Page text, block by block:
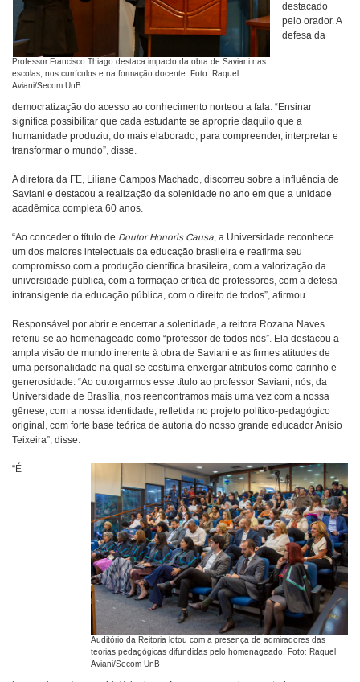
Professor Francisco Thiago destaca impacto da obra de Saviani nas
escolas, nos currículos e na formação docente. Foto: Raquel
Aviani/Secom UnB
destacado
pelo orador. A
defesa da
democratização do acesso ao conhecimento norteou a fala. “Ensinar
significa possibilitar que cada estudante se aproprie daquilo que a
humanidade produziu, do mais elaborado, para compreender, interpretar e
transformar o mundo”, disse.
A diretora da FE, Liliane Campos Machado, discorreu sobre a influência de
Saviani e destacou a realização da solenidade no ano em que a unidade
acadêmica completa 60 anos.
“Ao conceder o título de Doutor Honoris Causa, a Universidade reconhece
um dos maiores intelectuais da educação brasileira e reafirma seu
compromisso com a produção científica brasileira, com a valorização da
universidade pública, com a formação crítica de professores, com a defesa
intransigente da educação pública, com o direito de todos”, afirmou.
Responsável por abrir e encerrar a solenidade, a reitora Rozana Naves
referiu-se ao homenageado como “professor de todos nós”. Ela destacou a
ampla visão de mundo inerente à obra de Saviani e as firmes atitudes de
uma personalidade na qual se costuma enxergar atributos como carinho e
generosidade. “Ao outorgarmos esse título ao professor Saviani, nós, da
Universidade de Brasília, nos reencontramos mais uma vez com a nossa
gênese, com a nossa identidade, refletida no projeto político-pedagógico
original, com forte base teórica de autoria do nosso grande educador Anísio
Teixeira”, disse.
Auditório da Reitoria lotou com a presença de admiradores das
teorias pedagógicas difundidas pelo homenageado. Foto: Raquel
Aviani/Secom UnB
“É